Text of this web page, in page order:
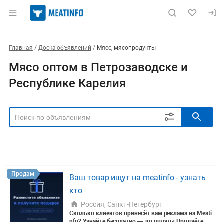
Главная Доска объявлений Мясо, мясопродукты
Мясо оптом в Петрозаводске и
Республике Карелия
ТИП СДЕЛКИ Все
РУБРИКА
Продам
Ваш товар ищут на meatinfo - узнать
кто
Россия, Санкт-Петербург
Сколько клиентов принесёт вам реклама на Meati